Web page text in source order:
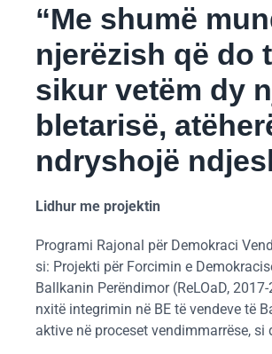
“Me shumë
njerëzish që do
sikur vetëm dy
bletarisë,
ndryshojë
Lidhur me projektin
Programi Rajonal për Demokraci
si: Projekti për Forcimin e
Ballkanin Perëndimor (ReLOaD,
nxitë integrimin në BE të vendeve të
aktive në proceset vendimmarrëse,